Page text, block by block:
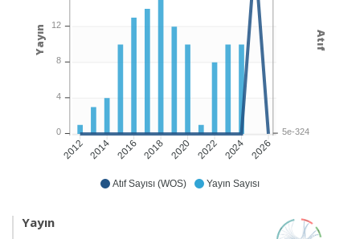
Atıf Sayısı (WOS) Yayın Sayısı
2012 2014 2016 2018 2020 2022 2024 2026
5e-324
Atıf
12
8
4
0
Yayın
Yayın